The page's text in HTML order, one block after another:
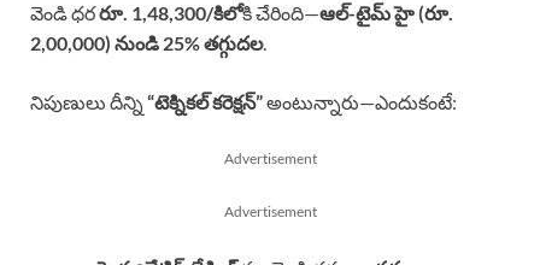
వెండి ధరరూ. 1,48,300/కిలోకి చేరింది—ఆల్-టైమ్ హై (రూ.
2,00,000) నుండి 25% తగ్గుదల.
నిపుణులు దీన్ని “టెక్నికల్ కరెక్షన్”అంటున్నారు—ఎందుకంటే:
Advertisement
Advertisement